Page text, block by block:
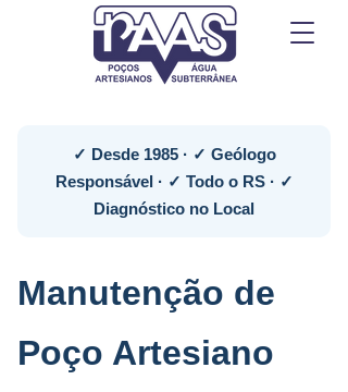
✓ Desde 1985 · ✓ Geólogo
Responsável · ✓ Todo o RS · ✓
Diagnóstico no Local
Manutenção de
Poço Artesiano